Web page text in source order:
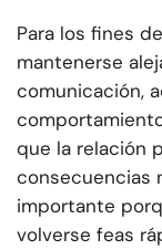
Para los fines
mantenerse
comunicación,
que la relación
consecuencias
importante
volverse feas